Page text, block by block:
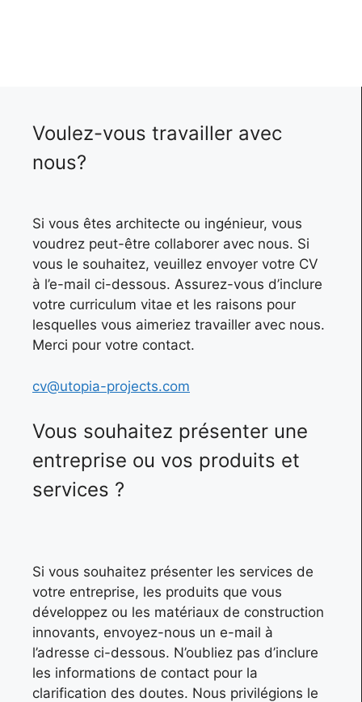
Voulez-vous travailler avec
nous?
Si vous êtes architecte ou ingénieur, vous
voudrez peut-être collaborer avec nous. Si
vous le souhaitez, veuillez envoyer votre CV
à l’e-mail ci-dessous. Assurez-vous d’inclure
votre curriculum vitae et les raisons pour
lesquelles vous aimeriez travailler avec nous.
Merci pour votre contact.
cv@utopia-projects.com
Vous souhaitez présenter une
entreprise ou vos produits et
services ?
Si vous souhaitez présenter les services de
votre entreprise, les produits que vous
développez ou les matériaux de construction
innovants, envoyez-nous un e-mail à
l’adresse ci-dessous. N’oubliez pas d’inclure
les informations de contact pour la
clarification des doutes. Nous privilégions le